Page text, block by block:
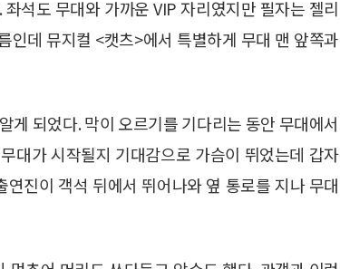
석도 무대와 가까운 VIP 자리였지만 필자는 젤리
인데 뮤지컬 <캣츠>에서 특별하게 무대 맨 앞쪽과
게 되었다. 막이 오르기를 기다리는 동안 무대에서
대가 시작될지 기대감으로 가슴이 뛰었는데 갑자
진이 객석 뒤에서 뛰어나와 옆 통로를 지나 무대